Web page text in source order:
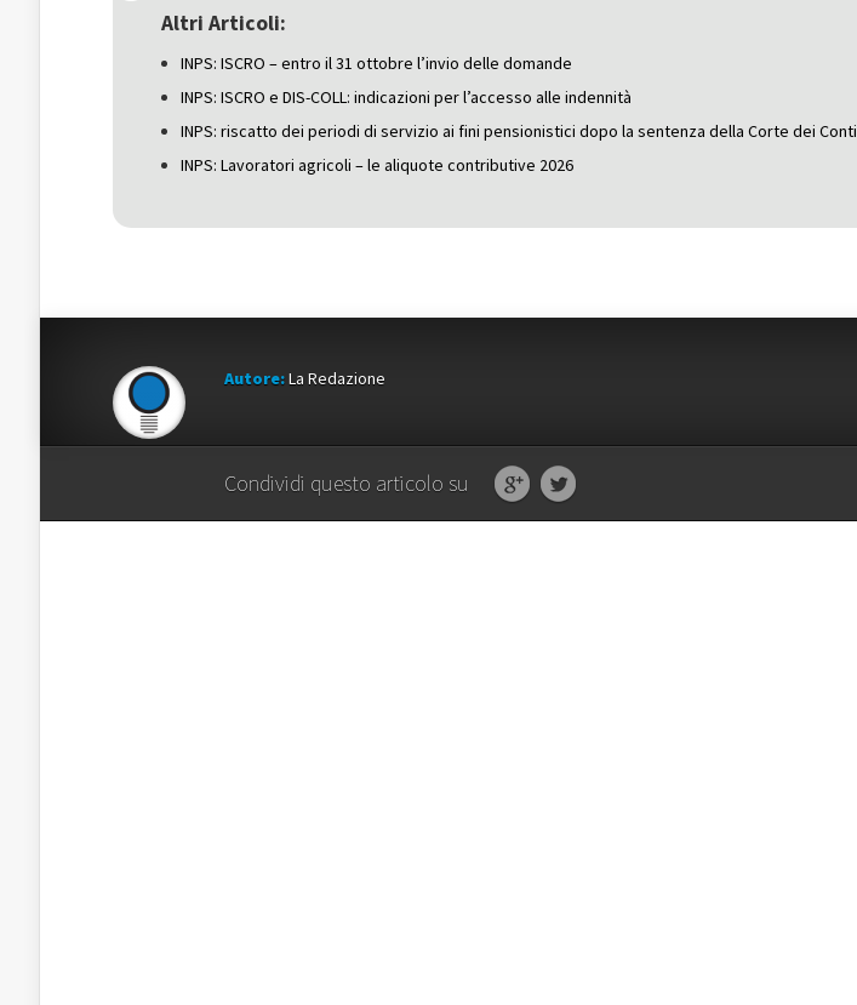
una
nuova
nuova
finestra)
una
nuova
Altri Articoli:
INPS: ISCRO – entro il 31 ottobre l’invio delle domande
INPS: ISCRO e DIS-COLL: indicazioni per l’accesso alle indennità
INPS: riscatto dei periodi di servizio ai fini pensionistici dopo la sentenza della Corte dei Conti
INPS: Lavoratori agricoli – le aliquote contributive 2026
Autore:La Redazione
Condividi questo articolo su